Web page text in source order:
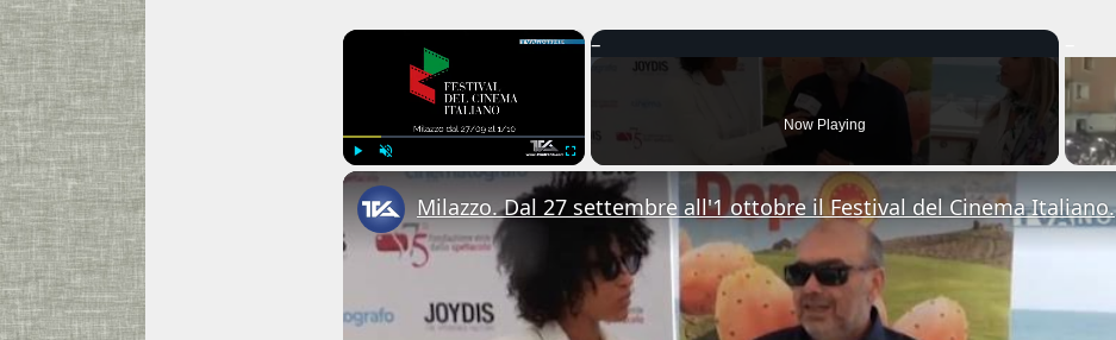
×
Unmute Fullscreen
Now Playing
Milazzo. Dal 27 settembre all'1 ottobre il Festival del Cinema Italiano.